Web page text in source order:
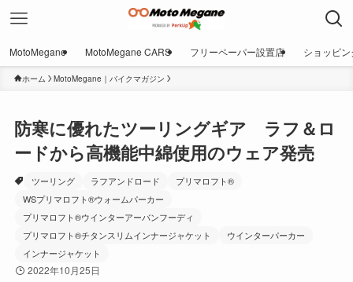
MotoMegane MotoMegane CARS フリーペーパー設置店 ショッピン
ホーム MotoMegane｜バイクマガジン
防寒に優れたツーリングギア ラフ＆ロ
ードから高機能中綿使用のウェア発売
ツーリング ラフアンドロード
プリマロフト®
WSプリマロフト®ウォームパーカー
プリマロフト®ウインターアーバンフーディ
プリマロフト®チタンスリムインナージャケット
ウインターパーカー
インナージャケット
2022年10月25日